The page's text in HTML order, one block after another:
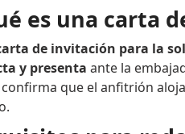
es una carta
de invitación para la
y presenta ante la
que el anfitrión